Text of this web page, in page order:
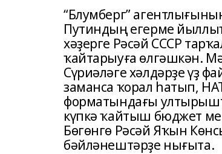
“Блумберг”
Путиндың егерме
хәҙерге Рәсәй СССР
ҡайтарыуға өлгәшкән.
Сүриәләге хәлдәрҙе үҙ
заманса ҡорал һатып,
форматындағы
күпкә ҡайтыш бюджет
Бөгөнгө Рәсәй Яҡын
бәйләнештәрҙе нығыта.